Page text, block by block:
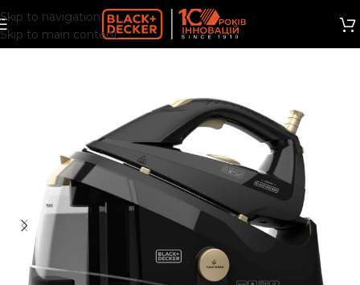
Skip to navigation
Skip to main content